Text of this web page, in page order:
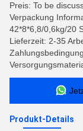
Preis: To be
Verpackung
42*8*6,8/0,6kg/20
Lieferzeit: 2-35
Produkt-Details